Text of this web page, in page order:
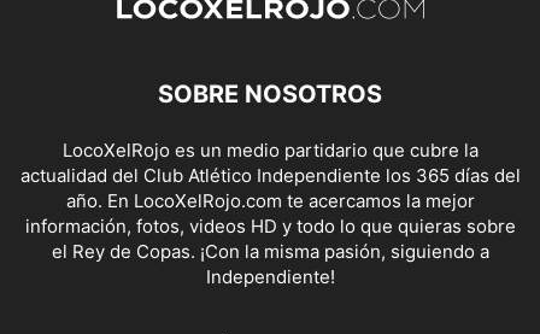
SOBRE NOSOTROS
LocoXelRojo es un medio partidario que cubre la
actualidad del Club Atlético Independiente los 365 días del
año. En LocoXelRojo.com te acercamos la mejor
información, fotos, videos HD y todo lo que quieras sobre
el Rey de Copas. ¡Con la misma pasión, siguiendo a
Independiente!